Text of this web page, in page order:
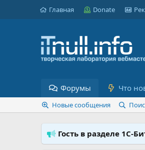
Главная Donate
Форумы Что
Новые сообщения
Гость в разделе 1С-